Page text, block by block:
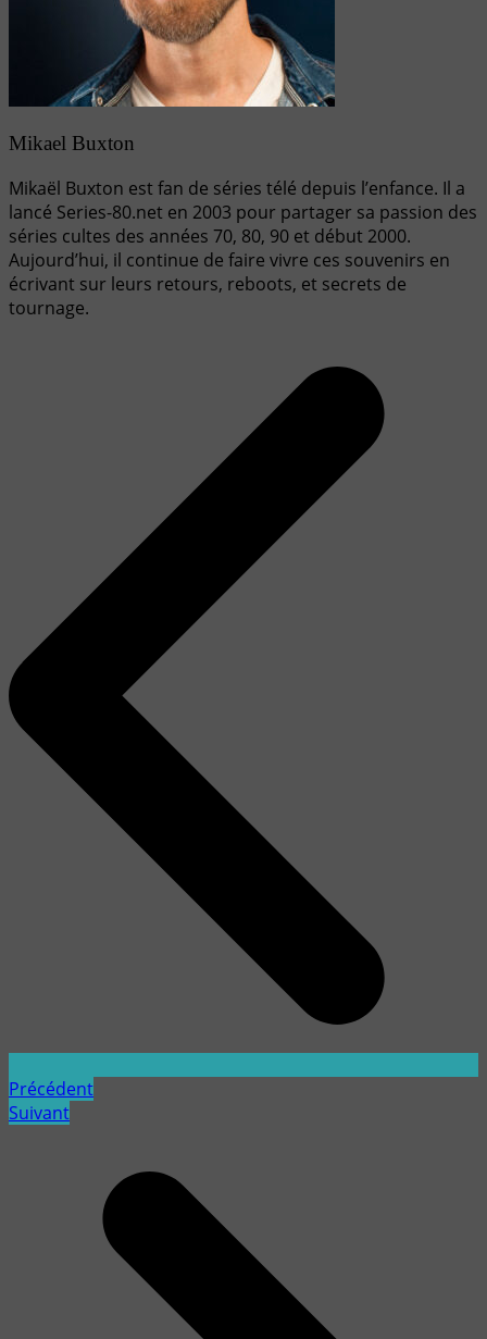
Mikael Buxton
Mikaël Buxton est fan de séries télé depuis l’enfance. Il a
lancé Series-80.net en 2003 pour partager sa passion des
séries cultes des années 70, 80, 90 et début 2000.
Aujourd’hui, il continue de faire vivre ces souvenirs en
écrivant sur leurs retours, reboots, et secrets de
tournage.
Précédent
Suivant